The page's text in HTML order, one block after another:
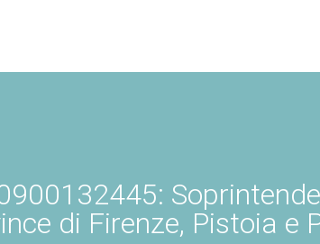
di Firenze, Pistoia e